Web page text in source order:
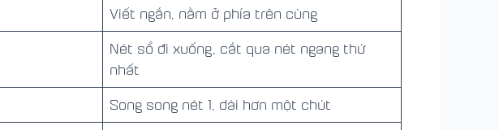
Viết ngắn, nằm ở phía trên cùng
Nét sổ đi xuống, cắt qua nét ngang thứ
nhất
Song song nét 1, dài hơn một chút